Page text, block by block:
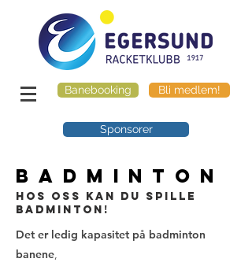
Banebooking Bli medlem!
Sponsorer
BADMINTON
HOS OSS KAN DU SPILLE
BADMINTON!
Det er ledig kapasitet på badminton
banene,